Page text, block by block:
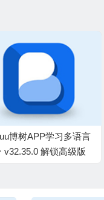
博树APP学习多语言
v32.35.0 解锁高级版